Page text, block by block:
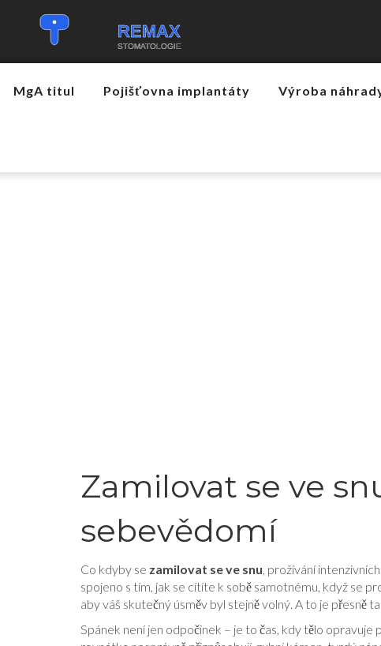
MgA titul Pojišťovna implantáty Výroba
Zamilovat se ve
sebevědomí
Co kdyby se zamilovat se ve snu, prožívání
spojeno s tím, jak se cítíte k sobě samotnému, když se
aby váš skutečný úsměv byl stejně volný. A to je přesně
Spánek není jen odpočinek – je to čas, kdy tělo opravuje